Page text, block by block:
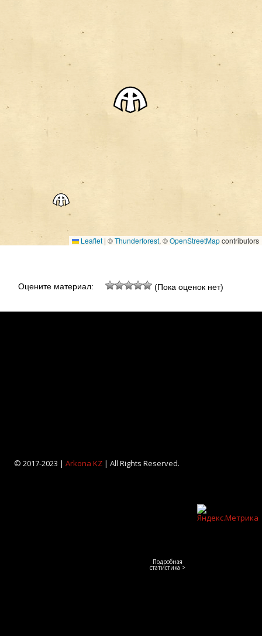
Leaflet | ©Thunderforest, ©OpenStreetMapcontributors
Оцените материал: (Пока оценок нет)
© 2017-2023 | Arkona KZ| All Rights Reserved.
Подробная
статистика >